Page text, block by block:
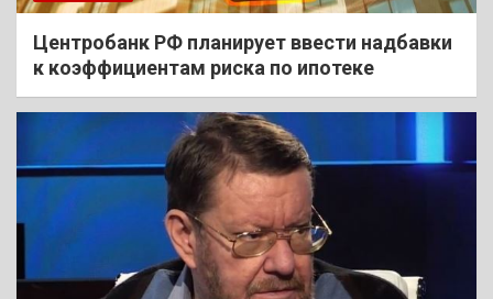
Центробанк РФ планирует ввести надбавки
к коэффициентам риска по ипотеке